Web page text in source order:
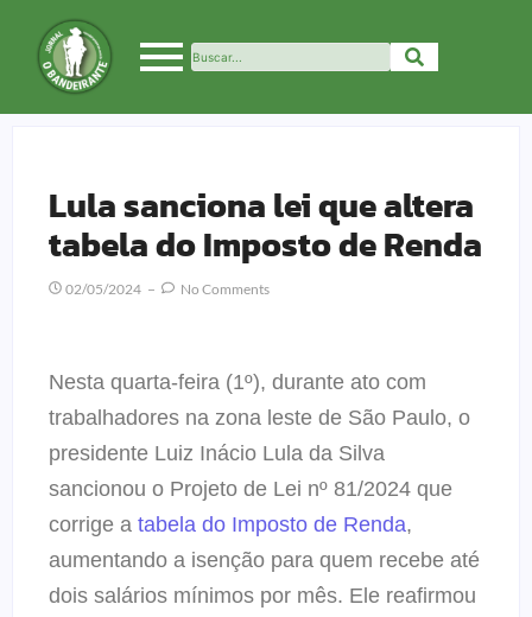
Lula sanciona lei que altera
tabela do Imposto de Renda
02/05/2024 No Comments
Nesta quarta-feira (1º), durante ato com
trabalhadores na zona leste de São Paulo, o
presidente Luiz Inácio Lula da Silva
sancionou o Projeto de Lei nº 81/2024 que
corrige a tabela do Imposto de Renda,
aumentando a isenção para quem recebe até
dois salários mínimos por mês. Ele reafirmou